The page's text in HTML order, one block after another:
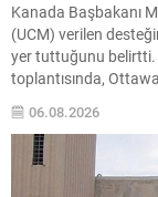
Kanada Başbakanı
(UCM) verilen
yer tuttuğunu belirtti.
toplantısında,
düzeyde katkı
arenadaki gerilimlerin
büyüdüğünü ifade
06.08.2026